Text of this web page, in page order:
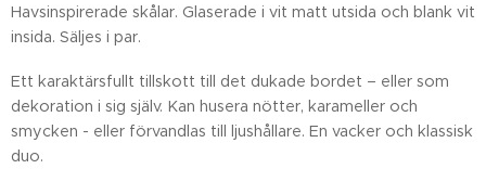
Havsinspirerade skålar. Glaserade i vit matt utsida och blank vit
insida. Säljes i par.
Ett karaktärsfullt tillskott till det dukade bordet – eller som
dekoration i sig själv. Kan husera nötter, karameller och
smycken - eller förvandlas till ljushållare. En vacker och klassisk
duo.